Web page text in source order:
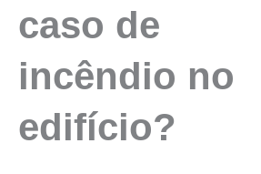
caso de
incêndio no
edifício?